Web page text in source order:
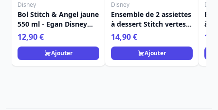
Disney
Bol Stitch & Angel jaune
550 ml - Egan Disney
Home
12,90 €
Ajouter
Disney
Ensemble de 2 assiettes
à dessert Stitch vertes -
Egan Disney Home
14,90 €
Ajouter
à